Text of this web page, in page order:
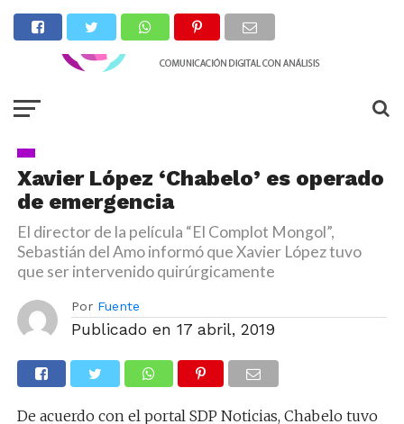
Xavier López ‘Chabelo’ es operado
de emergencia
El director de la película “El Complot Mongol”,
Sebastián del Amo informó que Xavier López tuvo
que ser intervenido quirúrgicamente
Por Fuente
Publicado en 17 abril, 2019
De acuerdo con el portal SDP Noticias, Chabelo tuvo